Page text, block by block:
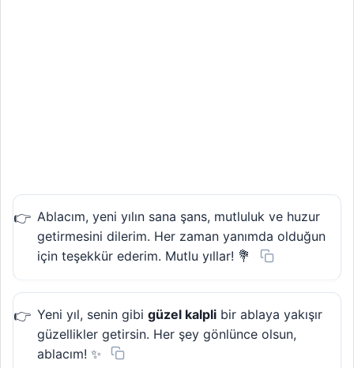
Ablacım, yeni yılın sana şans, mutluluk ve huzur
getirmesini dilerim. Her zaman yanımda olduğun
için teşekkür ederim. Mutlu yıllar! 💐
Yeni yıl, senin gibi güzel kalpli bir ablaya yakışır
güzellikler getirsin. Her şey gönlünce olsun,
ablacım! ✨